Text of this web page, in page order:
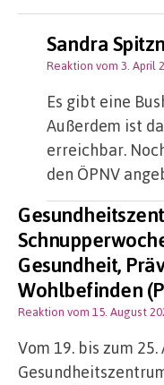
Sandra
Reaktion vom 3. April
Es gibt eine
Außerdem ist
erreichbar.
den ÖPNV
Gesundheit,
Wohlbefinden
Reaktion vom 15. August
Vom 19. bis zum